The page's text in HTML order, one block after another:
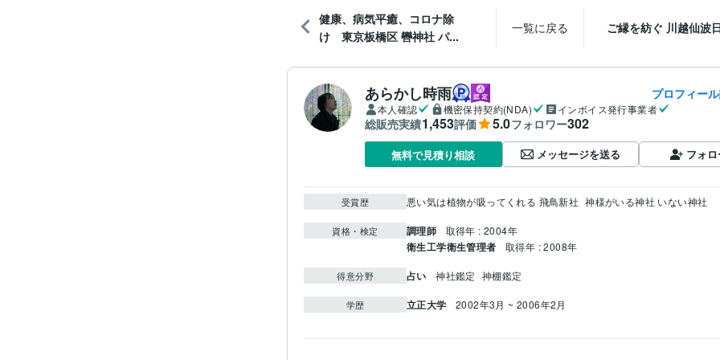
健康、病気平癒、コロナ除
け 東京板橋区 轡神社 パ...
一覧に戻る ご縁を紡ぐ 川越仙波
あらかし時雨 プロフィー
本人確認 機密保持契約(NDA) インボイス発行事業者
総販売実績1,453評価 5.0フォロワー302
無料で見積り相談 メッセージを送る フォ
受賞歴 悪い気は植物が吸ってくれる 飛鳥新社 神様がいる神社 いない神社
資格・検定 調理師 取得年 : 2004年
衛生工学衛生管理者 取得年 : 2008年
得意分野 占い 神社鑑定 神棚鑑定
学歴 立正大学 2002年3月 ~ 2006年2月